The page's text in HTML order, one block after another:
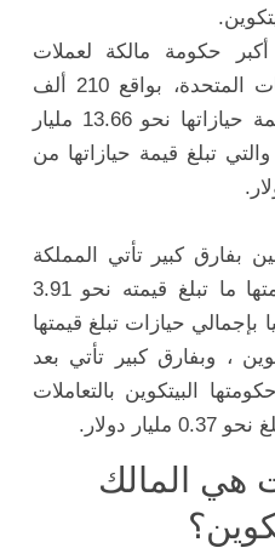
حكومة مالكة لعملات
البيتكوين هي حكومة الولايات المتحدة، بواقع 210 ألف
عملة بيتكوين، حيث تبلغ قيمة حيازاتها نحو 13.66 مليار
تبلغ قيمة حيازاتها من
بفارق كبير تأتي المملكة
المتحدة، والتي تمتلك حكومتها ما تبلغ قيمته نحو 3.91
بإجمالي حيازات تبلغ قيمتها
، وبفارق كبير تأتي بعد
البيتكوين بالتعاملات
دولار.
هي المالك